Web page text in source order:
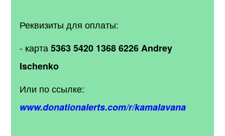
Реквизиты для оплаты:
- карта5363 5420 1368 6226 Andrey
Ischenko
Или по ссылке:
www.donationalerts.com/r/kamalavana